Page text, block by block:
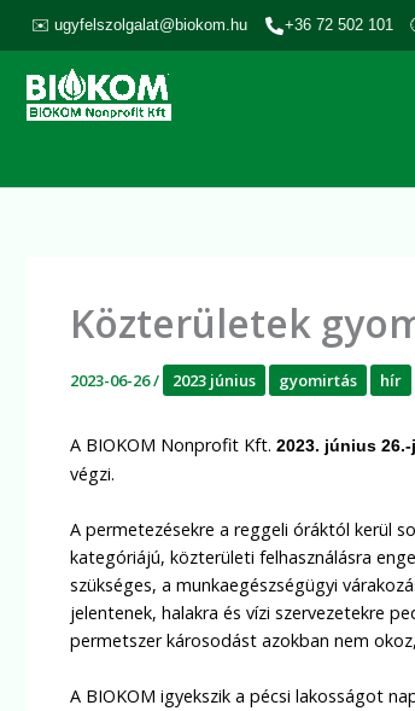
✉️ ugyfelszolgalat@biokom.hu +36 72 502 101
Közterületek
2023-06-26/ 2023 június gyomirtás hír
A BIOKOM Nonprofit Kft. 2023. június
végzi.
A permetezésekre a reggeli óráktól kerül
kategóriájú, közterületi felhasználásra
szükséges, a munkaegészségügyi
jelentenek, halakra és vízi szervezetekre
permetszer károsodást azokban nem
A BIOKOM igyekszik a pécsi lakosságot